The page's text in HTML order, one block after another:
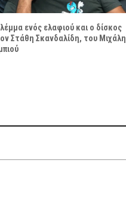
ενός ελαφιού και ο δίσκος
Στάθη Σκανδαλίδη, του Μιχάλη